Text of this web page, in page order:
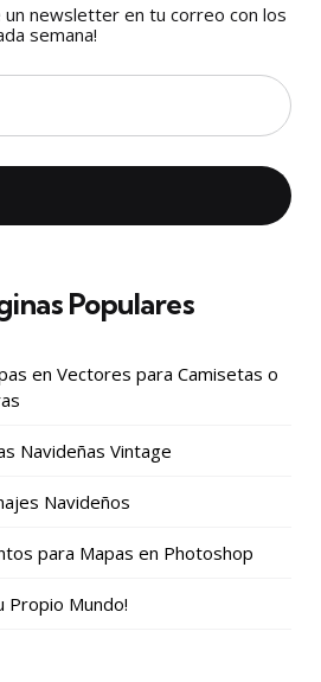
un newsletter en tu correo con los
semana!
Populares
en Vectores para Camisetas o
Navideñas Vintage
Navideños
para Mapas en Photoshop
Propio Mundo!